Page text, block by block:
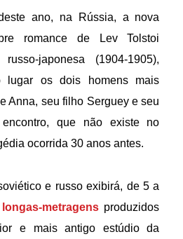
ano, na Rússia, a nova
romance de Lev Tolstoi
japonesa (1904-1905),
lugar os dois homens mais
Anna, seu filho Serguey e seu
que não existe no
ocorrida 30 anos antes.
e russo exibirá, de 5 a
longas-metragens produzidos
e mais antigo estúdio da